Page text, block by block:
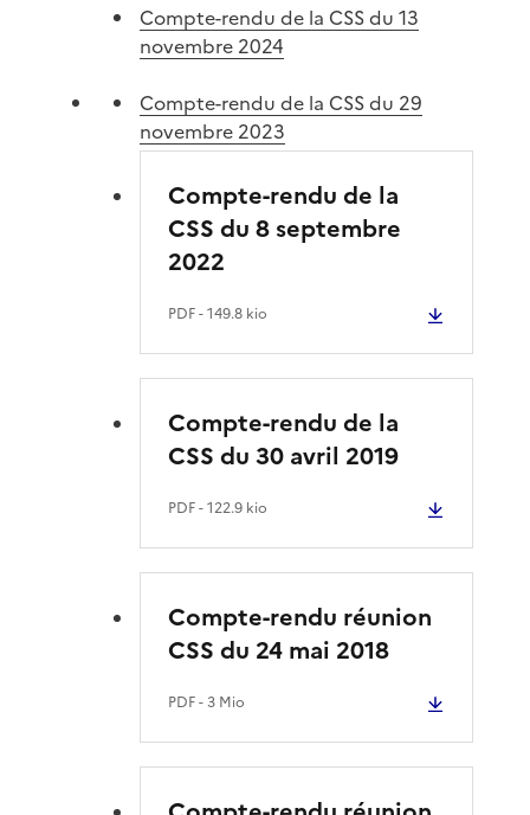
Compte-rendu de la CSS du 13
novembre 2024
Compte-rendu de la CSS du 29
novembre 2023
Compte-rendu de la
CSS du 8 septembre
2022
PDF- 149.8 kio
Compte-rendu de la
CSS du 30 avril 2019
PDF- 122.9 kio
Compte-rendu réunion
CSS du 24 mai 2018
PDF- 3 Mio